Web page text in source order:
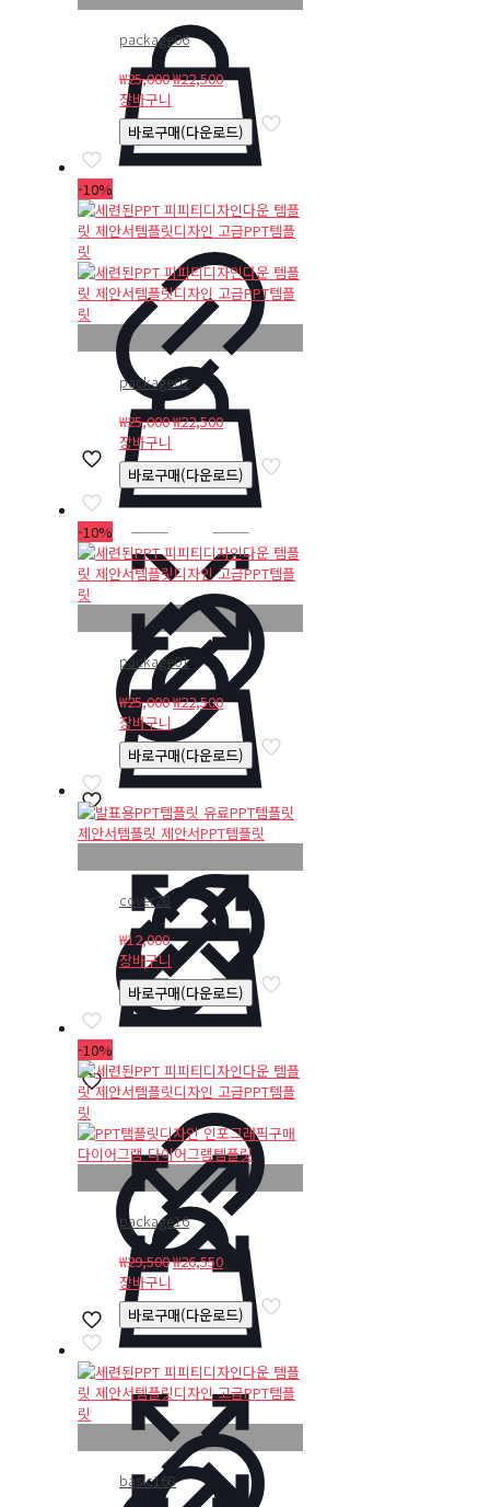
package06
₩25,000원
가
격:
₩25,000.
₩22,500현
가
격:
₩22,500.
장바구니
바로구매(다운로드)
-10%
package02
₩25,000원
가
격:
₩25,000.
₩22,500현
가
격:
₩22,500.
장바구니
바로구매(다운로드)
-10%
package01
₩25,000원
래
가
격:
₩25,000.
₩22,500현
가
격:
₩22,500.
장바구니
바로구매(다운로드)
cover28
₩12,000
장바구니
바로구매(다운로드)
-10%
package16
₩29,500원
가
격:
₩29,500.
₩26,550현
가
격:
₩26,550.
장바구니
바로구매(다운로드)
basic168